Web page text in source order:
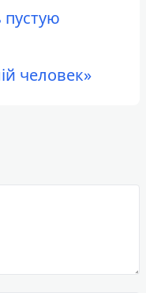
пустую
человек»